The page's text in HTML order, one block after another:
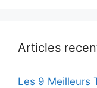
Articles
Les 9 Meilleurs